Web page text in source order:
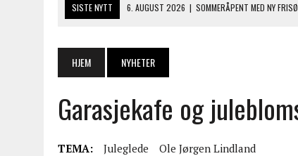
SISTE NYTT 6. AUGUST 2026 | SOMMERÅPENT MED NY
4. AUGUST 2026 | MUSIKANTER FRA BIRKELAND STORKOSTE SEG
6. AUGUST 2026
| FRA BARNDOMSMINNER TIL NYE OPPLEVELSER
HJEM NYHETER
Garasjekafe og
TEMA: Juleglede Ole Jørgen Lindland